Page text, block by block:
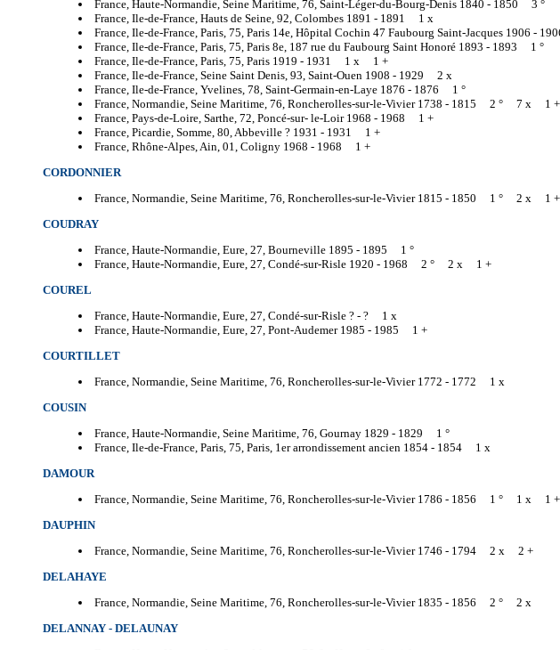
France, Haute-Normandie, Seine Maritime, 76, Saint-Léger-du-Bourg-Denis 1840 - 1850 3 °
France, Ile-de-France, Hauts de Seine, 92, Colombes 1891 - 1891 1 x
France, Ile-de-France, Paris, 75, Paris 14e, Hôpital Cochin 47 Faubourg Saint-Jacques 1906 -
France, Ile-de-France, Paris, 75, Paris 8e, 187 rue du Faubourg Saint Honoré 1893 - 1893 1 °
France, Ile-de-France, Paris, 75, Paris 1919 - 1931 1 x 1 +
France, Ile-de-France, Seine Saint Denis, 93, Saint-Ouen 1908 - 1929 2 x
France, Ile-de-France, Yvelines, 78, Saint-Germain-en-Laye 1876 - 1876 1 °
France, Normandie, Seine Maritime, 76, Roncherolles-sur-le-Vivier 1738 - 1815 2 ° 7 x 1 +
France, Pays-de-Loire, Sarthe, 72, Poncé-sur- le-Loir 1968 - 1968 1 +
France, Picardie, Somme, 80, Abbeville ? 1931 - 1931 1 +
France, Rhône-Alpes, Ain, 01, Coligny 1968 - 1968 1 +
CORDONNIER
France, Normandie, Seine Maritime, 76, Roncherolles-sur-le-Vivier 1815 - 1850 1 ° 2 x 1 +
COUDRAY
France, Haute-Normandie, Eure, 27, Bourneville 1895 - 1895 1 °
France, Haute-Normandie, Eure, 27, Condé-sur-Risle 1920 - 1968 2 ° 2 x 1 +
COUREL
France, Haute-Normandie, Eure, 27, Condé-sur-Risle ? - ? 1 x
France, Haute-Normandie, Eure, 27, Pont-Audemer 1985 - 1985 1 +
COURTILLET
France, Normandie, Seine Maritime, 76, Roncherolles-sur-le-Vivier 1772 - 1772 1 x
COUSIN
France, Haute-Normandie, Seine Maritime, 76, Gournay 1829 - 1829 1 °
France, Ile-de-France, Paris, 75, Paris, 1er arrondissement ancien 1854 - 1854 1 x
DAMOUR
France, Normandie, Seine Maritime, 76, Roncherolles-sur-le-Vivier 1786 - 1856 1 ° 1 x 1 +
DAUPHIN
France, Normandie, Seine Maritime, 76, Roncherolles-sur-le-Vivier 1746 - 1794 2 x 2 +
DELAHAYE
France, Normandie, Seine Maritime, 76, Roncherolles-sur-le-Vivier 1835 - 1856 2 ° 2 x
DELANNAY - DELAUNAY